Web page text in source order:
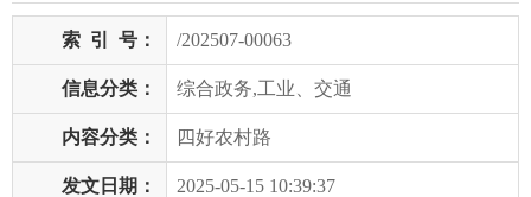
索 引 号： /202507-00063
信息分类： 综合政务,工业、交通
内容分类： 四好农村路
发文日期： 2025-05-15 10:39:37